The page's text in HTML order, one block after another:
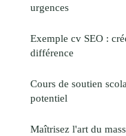
urgences
Exemple cv SEO :
différence
Cours de soutien
potentiel
Maîtrisez l'art du